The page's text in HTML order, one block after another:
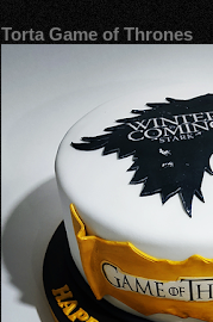
Torta Game of Thrones